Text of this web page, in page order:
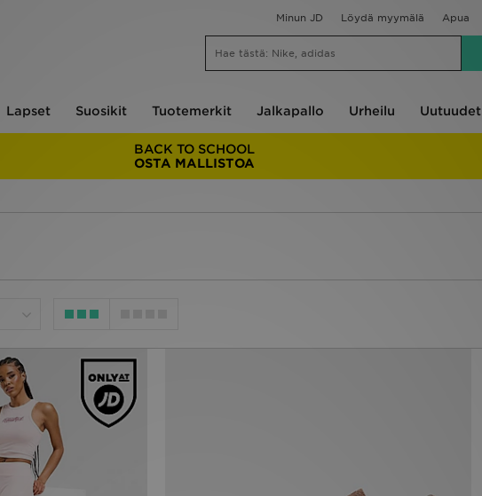
Minun JD Löydä myymälä Apua
Lapset Suosikit Tuotemerkit Jalkapallo Urheilu Uutuudet
BACK TO SCHOOL
OSTA MALLISTOA